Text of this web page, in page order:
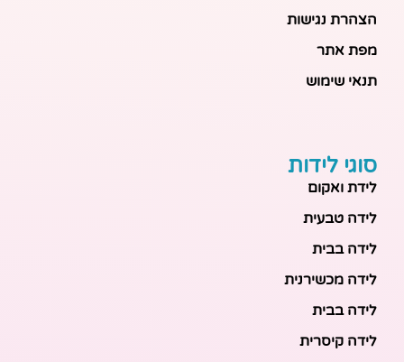
הצהרת נגישות
מפת אתר
תנאי שימוש
סוגי לידות
לידת ואקום
לידה טבעית
לידה בבית
לידה מכשירנית
לידה בבית
לידה קיסרית